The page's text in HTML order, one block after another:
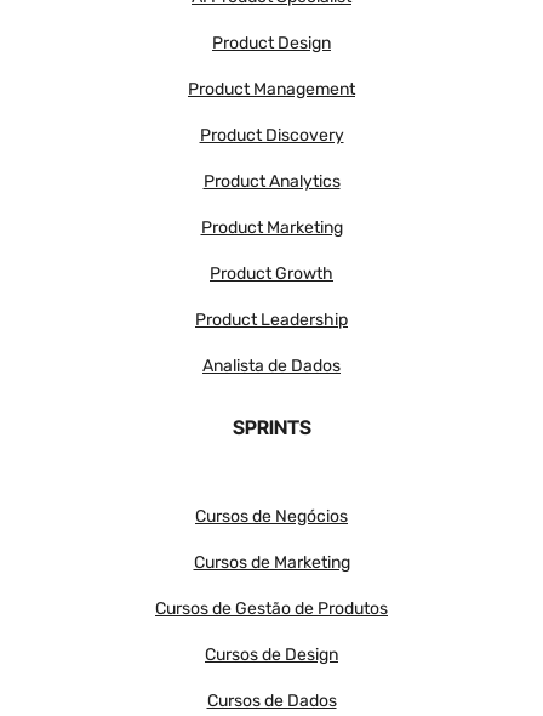
Product Design
Product Management
Product Discovery
Product Analytics
Product Marketing
Product Growth
Product Leadership
Analista de Dados
SPRINTS
Cursos de Negócios
Cursos de Marketing
Cursos de Gestão de Produtos
Cursos de Design
Cursos de Dados